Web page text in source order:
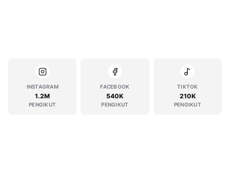
INSTAGRAM
1.2M
PENGIKUT
FACEBOOK
540K
PENGIKUT
TIKTOK
210K
PENGIKUT